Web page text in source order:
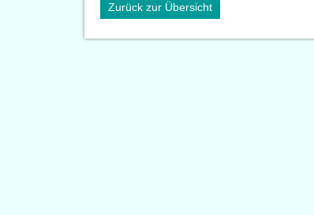
Zurück zur Übersicht